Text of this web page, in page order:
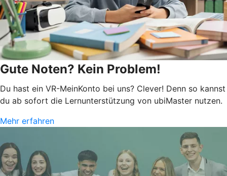
Gute Noten? Kein Problem!
Du hast ein VR-MeinKonto bei uns? Clever! Denn so kannst
du ab sofort die Lernunterstützung von ubiMaster nutzen.
Mehr erfahren